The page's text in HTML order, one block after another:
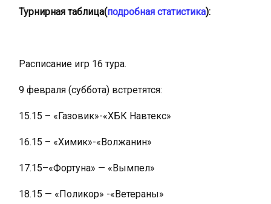
Турнирная таблица(подробная статистика):
Расписание игр 16 тура.
9 февраля (суббота) встретятся:
15.15 – «Газовик»-«ХБК Навтекс»
16.15 – «Химик»-«Волжанин»
17.15–«Фортуна» — «Вымпел»
18.15 — «Поликор» -«Ветераны»